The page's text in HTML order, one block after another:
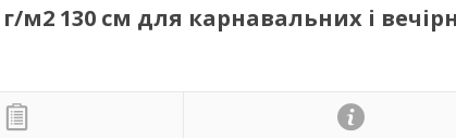
130 см для карнавальних і